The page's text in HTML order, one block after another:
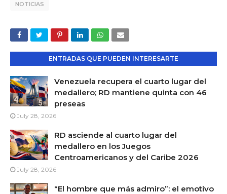
NOTICIAS
ENTRADAS QUE PUEDEN INTERESARTE
Venezuela recupera el cuarto lugar del
medallero; RD mantiene quinta con 46
preseas
July 28, 2026
RD asciende al cuarto lugar del
medallero en los Juegos
Centroamericanos y del Caribe 2026
July 28, 2026
“El hombre que más admiro”: el emotivo